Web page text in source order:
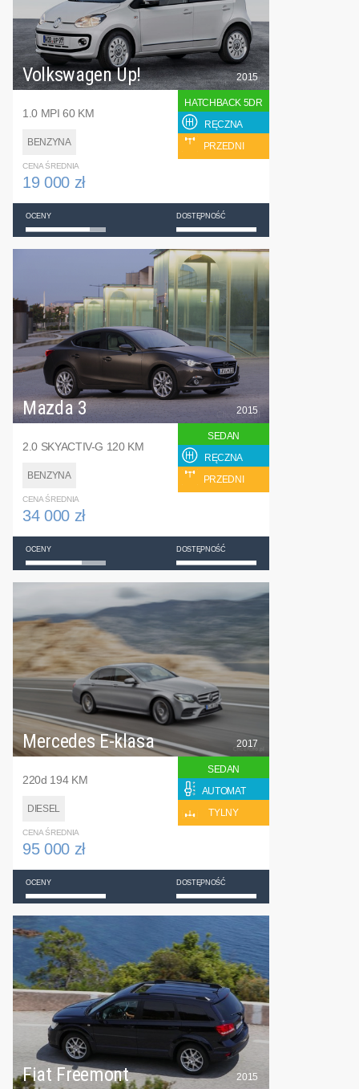
Volkswagen Up!
1.0 MPI 60 KM
BENZYNA
2015
HATCHBACK 5DR
RĘCZNA
PRZEDNI
CENA ŚREDNIA
19 000 zł
OCENY DOSTĘPNOŚĆ
Mazda 3
2.0 SKYACTIV-G 120 KM
BENZYNA
2015
SEDAN
RĘCZNA
PRZEDNI
CENA ŚREDNIA
34 000 zł
OCENY DOSTĘPNOŚĆ
Mercedes E-klasa
220d 194 KM
DIESEL
2017
SEDAN
AUTOMAT
TYLNY
CENA ŚREDNIA
95 000 zł
OCENY DOSTĘPNOŚĆ
Fiat Freemont 2015